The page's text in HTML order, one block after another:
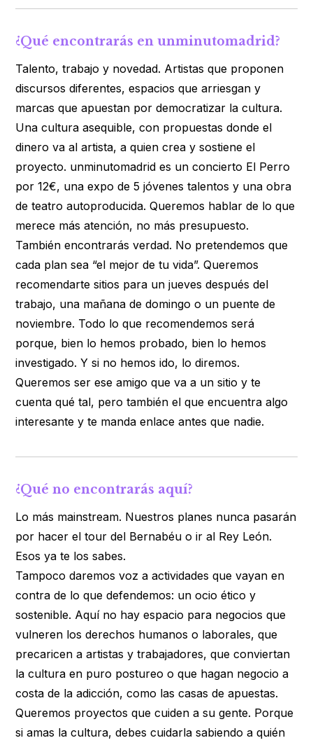
¿Qué encontrarás en unminutomadrid?
Talento, trabajo y novedad. Artistas que proponen
discursos diferentes, espacios que arriesgan y
marcas que apuestan por democratizar la cultura.
Una cultura asequible, con propuestas donde el
dinero va al artista, a quien crea y sostiene el
proyecto. unminutomadrid es un concierto El Perro
por 12€, una expo de 5 jóvenes talentos y una obra
de teatro autoproducida. Queremos hablar de lo que
merece más atención, no más presupuesto.
También encontrarás verdad. No pretendemos que
cada plan sea “el mejor de tu vida”. Queremos
recomendarte sitios para un jueves después del
trabajo, una mañana de domingo o un puente de
noviembre. Todo lo que recomendemos será
porque, bien lo hemos probado, bien lo hemos
investigado. Y si no hemos ido, lo diremos.
Queremos ser ese amigo que va a un sitio y te
cuenta qué tal, pero también el que encuentra algo
interesante y te manda enlace antes que nadie.
¿Qué no encontrarás aquí?
Lo más mainstream. Nuestros planes nunca pasarán
por hacer el tour del Bernabéu o ir al Rey León.
Esos ya te los sabes.
Tampoco daremos voz a actividades que vayan en
contra de lo que defendemos: un ocio ético y
sostenible. Aquí no hay espacio para negocios que
vulneren los derechos humanos o laborales, que
precaricen a artistas y trabajadores, que conviertan
la cultura en puro postureo o que hagan negocio a
costa de la adicción, como las casas de apuestas.
Queremos proyectos que cuiden a su gente. Porque
si amas la cultura, debes cuidarla sabiendo a quién